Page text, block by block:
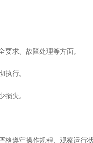
求、故障处理等方面。
行。
失。
遵守操作规程、观察运行状